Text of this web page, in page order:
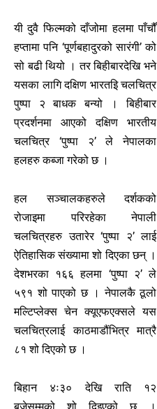
यी दुवै फिल्मको दाँजोमा हलमा पाँचौँ
हप्तामा पनि ‘पूर्णबहादुरको सारंगी’ को
सो बढी थियो । तर बिहीबारदेखि भने
यसका लागि दक्षिण भारतइि चलचित्र
पुष्पा २ बाधक बन्यो । बिहीबार
प्रदर्शनमा आएको दक्षिण भारतीय
चलचित्र ‘पुष्पा २’ ले नेपालका
हलहरु कब्जा गरेको छ ।
हल सञ्चालकहरुले दर्शकको
रोजाइमा परिरहेका नेपाली
चलचित्रहरु उतारेर ‘पुष्पा २’ लाई
ऐतिहासिक संख्यामा शो दिएका छन् ।
देशभरका १६६ हलमा ‘पुष्पा २’ ले
५९१ शो पाएको छ । नेपालकै ठूलो
मल्टिप्लेक्स चेन क्यूएफएक्सले यस
चलचित्रलाई काठमाडौंभित्र मात्रै
८१ शो दिएको छ ।
बिहान ४ः३० देखि राति १२